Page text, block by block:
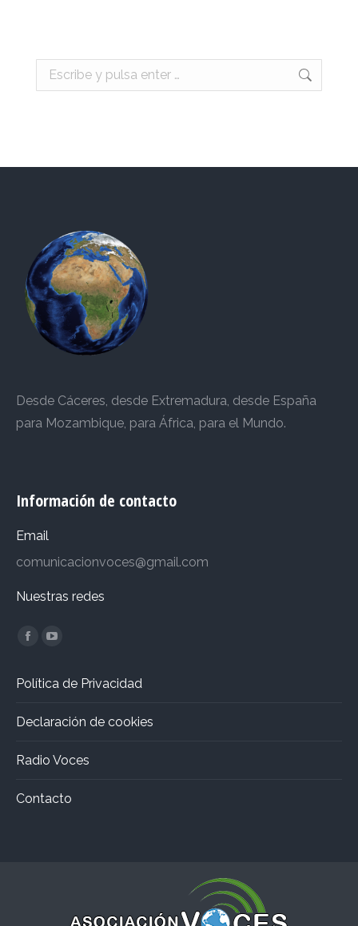
Buscar:
Desde Cáceres, desde Extremadura, desde España
para Mozambique, para África, para el Mundo.
Información de contacto
Email
comunicacionvoces@gmail.com
Nuestras redes
Encuéntranos en:
Facebook
opens
new
YouTube
opens
new
Política de Privacidad
Declaración de cookies
Radio Voces
Contacto